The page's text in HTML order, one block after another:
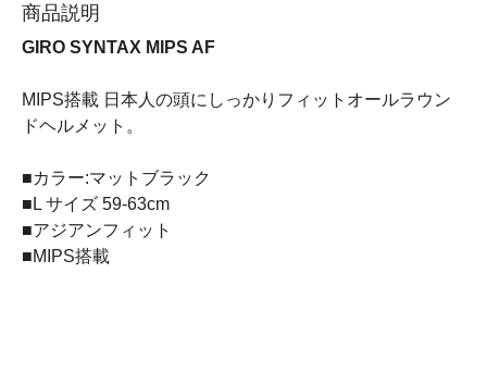
商品説明
GIRO SYNTAX MIPS AF
MIPS搭載 日本人の頭にしっかりフィットオールラウン
ドヘルメット。
■カラー:マットブラック
■L サイズ 59-63cm
■アジアンフィット
■MIPS搭載